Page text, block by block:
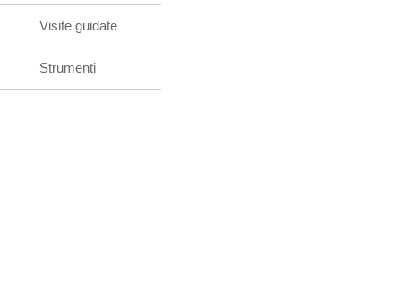
Visite guidate
Strumenti